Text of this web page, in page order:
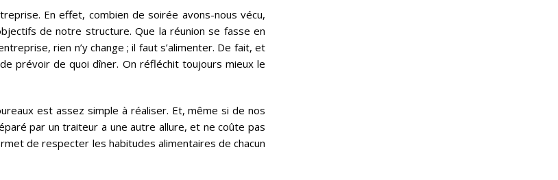
En effet, combien de soirée avons-nous vécu,
de notre structure. Que la réunion se fasse en
rien n’y change ; il faut s’alimenter. De fait, et
prévoir de quoi dîner. On réfléchit toujours mieux le
est assez simple à réaliser. Et, même si de nos
par un traiteur a une autre allure, et ne coûte pas
de respecter les habitudes alimentaires de chacun